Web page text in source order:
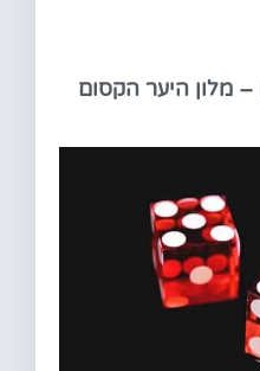
– מלון היער הקסום